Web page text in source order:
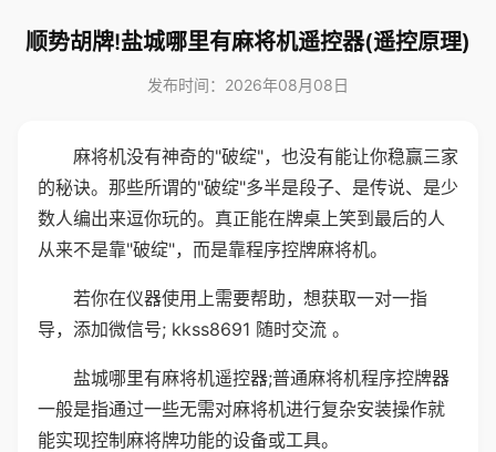
顺势胡牌!盐城哪里有麻将机遥控器(遥控原理)
发布时间：2026年08月08日
麻将机没有神奇的"破绽"，也没有能让你稳赢三家
的秘诀。那些所谓的"破绽"多半是段子、是传说、是少
数人编出来逗你玩的。真正能在牌桌上笑到最后的人
从来不是靠"破绽"，而是靠程序控牌麻将机。
若你在仪器使用上需要帮助，想获取一对一指
导，添加微信号; kkss8691 随时交流 。
盐城哪里有麻将机遥控器;普通麻将机程序控牌器
一般是指通过一些无需对麻将机进行复杂安装操作就
能实现控制麻将牌功能的设备或工具。